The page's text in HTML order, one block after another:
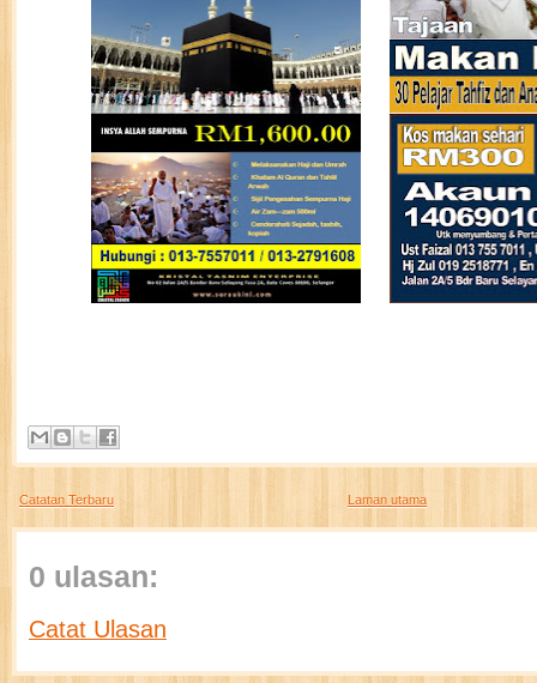
Catatan Terbaru Laman utama
0 ulasan:
Catat Ulasan